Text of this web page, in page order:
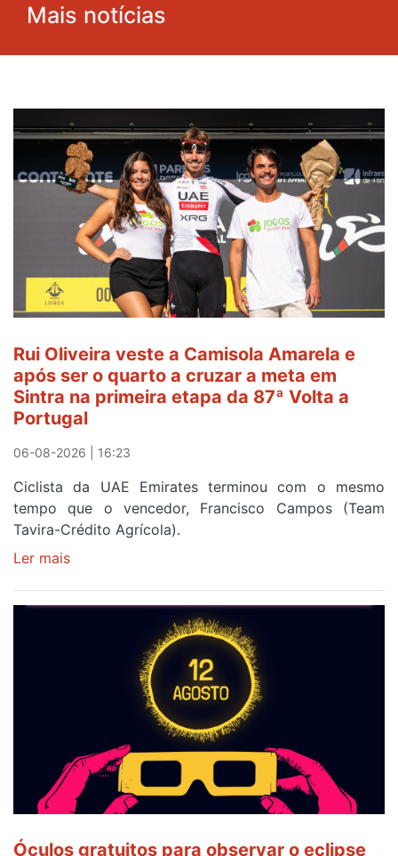
Mais notícias
Rui Oliveira veste a Camisola Amarela e
após ser o quarto a cruzar a meta em
Sintra na primeira etapa da 87ª Volta a
Portugal
06-08-2026 | 16:23
Ciclista da UAE Emirates terminou com o mesmo
tempo que o vencedor, Francisco Campos (Team
Tavira-Crédito Agrícola).
Ler mais
ser
o
quarto
a
Óculos gratuitos para observar o eclipse